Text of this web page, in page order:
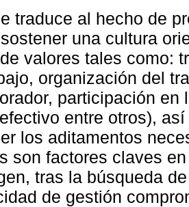
traduce al hecho de
una cultura
valores tales como:
organización del
participación
entre otros),
los aditamentos
son factores claves
tras la búsqueda
de gestión